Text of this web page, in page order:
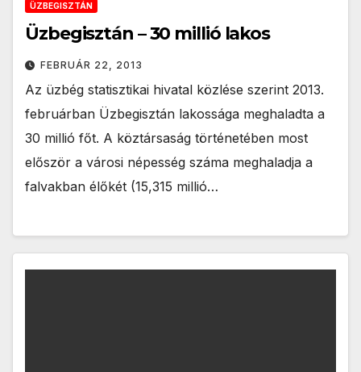
ÜZBEGISZTÁN
Üzbegisztán – 30 millió lakos
FEBRUÁR 22, 2013
Az üzbég statisztikai hivatal közlése szerint 2013.
februárban Üzbegisztán lakossága meghaladta a
30 millió főt. A köztársaság történetében most
először a városi népesség száma meghaladja a
falvakban élőkét (15,315 millió…